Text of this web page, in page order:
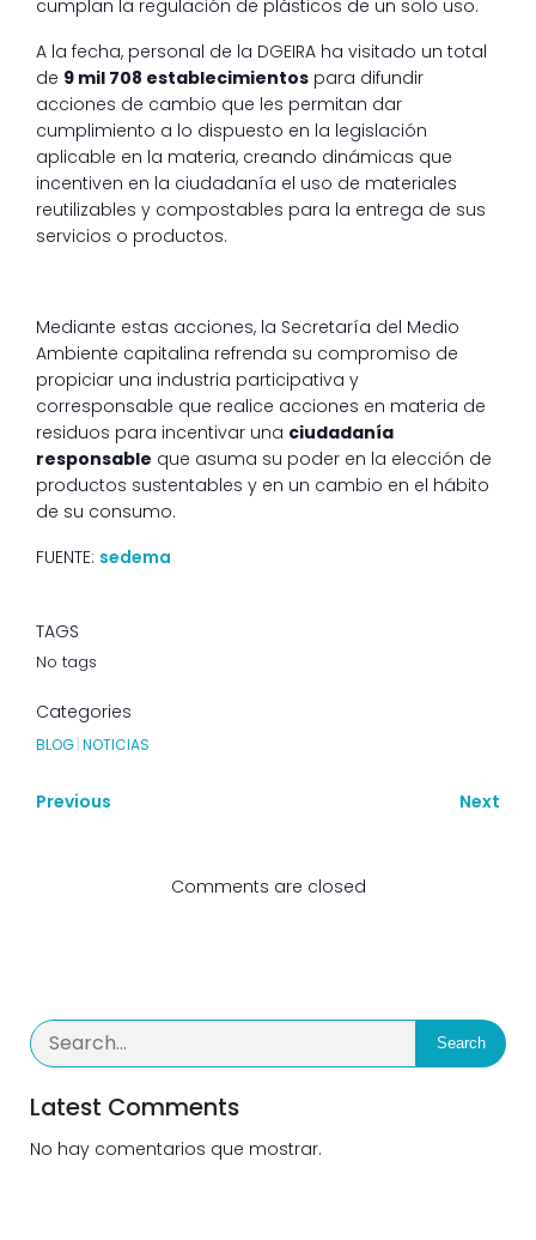
cumplan la regulación de plásticos de un solo uso.
A la fecha, personal de la DGEIRA ha visitado un total
de 9 mil 708 establecimientos para difundir
acciones de cambio que les permitan dar
cumplimiento a lo dispuesto en la legislación
aplicable en la materia, creando dinámicas que
incentiven en la ciudadanía el uso de materiales
reutilizables y compostables para la entrega de sus
servicios o productos.
Mediante estas acciones, la Secretaría del Medio
Ambiente capitalina refrenda su compromiso de
propiciar una industria participativa y
corresponsable que realice acciones en materia de
residuos para incentivar una ciudadanía
responsable que asuma su poder en la elección de
productos sustentables y en un cambio en el hábito
de su consumo.
FUENTE: sedema
TAGS
No tags
Categories
BLOG|NOTICIAS
Previous Next
Comments are closed
Search
Latest Comments
No hay comentarios que mostrar.